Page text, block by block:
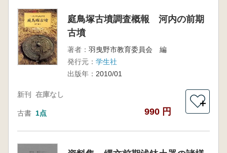
庭鳥塚古墳調査概報 河内の前期
古墳
著者： 羽曳野市教育委員会 編
発行元： 学生社
出版年： 2010/01
新刊 在庫なし
古書 1点 990 円
＋